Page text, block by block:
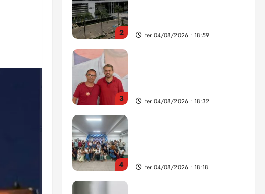
2 ter 04/08/2026 • 18:59
3 ter 04/08/2026 • 18:32
4 ter 04/08/2026 • 18:18